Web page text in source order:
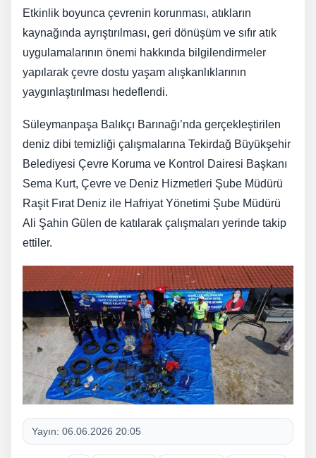
Etkinlik boyunca çevrenin korunması, atıkların
kaynağında ayrıştırılması, geri dönüşüm ve sıfır atık
uygulamalarının önemi hakkında bilgilendirmeler
yapılarak çevre dostu yaşam alışkanlıklarının
yaygınlaştırılması hedeflendi.
Süleymanpaşa Balıkçı Barınağı’nda gerçekleştirilen
deniz dibi temizliği çalışmalarına Tekirdağ Büyükşehir
Belediyesi Çevre Koruma ve Kontrol Dairesi Başkanı
Sema Kurt, Çevre ve Deniz Hizmetleri Şube Müdürü
Raşit Fırat Deniz ile Hafriyat Yönetimi Şube Müdürü
Ali Şahin Gülen de katılarak çalışmaları yerinde takip
ettiler.
Yayın: 06.06.2026 20:05